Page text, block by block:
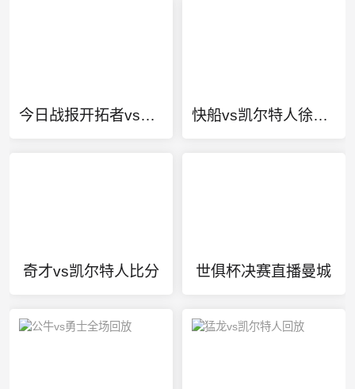
今日战报开拓者vs掘金 快船vs凯尔特人徐静雨
奇才vs凯尔特人比分 世俱杯决赛直播曼城